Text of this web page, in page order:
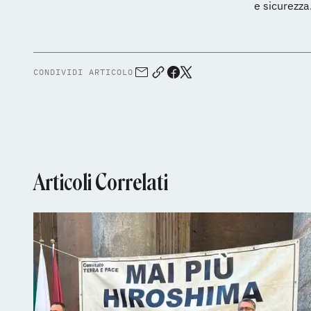
e
CONDIVIDI ARTICOLO
Articoli Correlati